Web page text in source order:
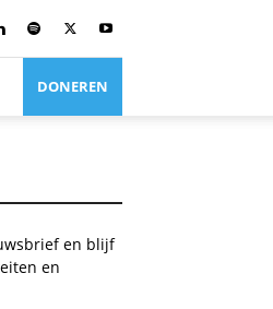
DONEREN
en blijf
en